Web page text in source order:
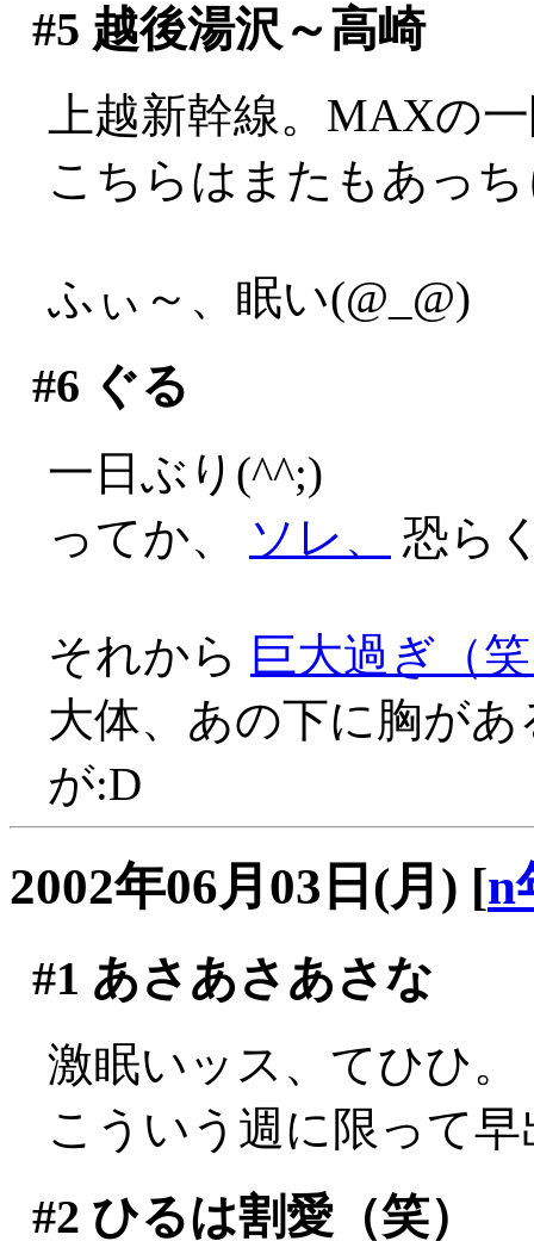
#5 越後湯沢～高崎
上越新幹線。MAXの
こちらはまたもあっ
ふぃ～、眠い(@_@)
#6 ぐる
一日ぶり(^^;)
ってか、
ソレ、 恐ら
それから 巨大過ぎ（
大体、あの下に胸が
が:D
2002年06月03日(月) [n
#1 あさあさあさな
激眠いッス、てひひ。
こういう週に限って
#2 ひるは割愛（笑）